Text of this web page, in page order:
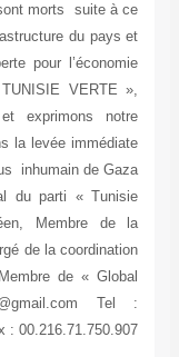
morts suite à ce
du pays et
pour l’économie
VERTE »,
exprimons notre
la levée immédiate
inhumain de Gaza.
du parti « Tunisie
Membre de la
de la coordination
de « Global
Tel :
: 00.216.71.750.907